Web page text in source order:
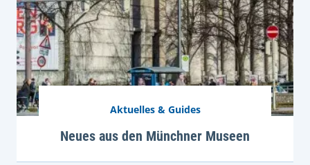
Aktuelles & Guides
Neues aus den Münchner Museen